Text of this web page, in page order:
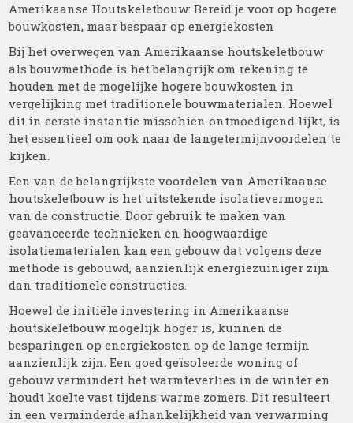
Amerikaanse Houtskeletbouw: Bereid je voor op hogere
bouwkosten, maar bespaar op energiekosten
Bij het overwegen van Amerikaanse houtskeletbouw
als bouwmethode is het belangrijk om rekening te
houden met de mogelijke hogere bouwkosten in
vergelijking met traditionele bouwmaterialen. Hoewel
dit in eerste instantie misschien ontmoedigend lijkt, is
het essentieel om ook naar de langetermijnvoordelen te
kijken.
Een van de belangrijkste voordelen van Amerikaanse
houtskeletbouw is het uitstekende isolatievermogen
van de constructie. Door gebruik te maken van
geavanceerde technieken en hoogwaardige
isolatiematerialen kan een gebouw dat volgens deze
methode is gebouwd, aanzienlijk energiezuiniger zijn
dan traditionele constructies.
Hoewel de initiële investering in Amerikaanse
houtskeletbouw mogelijk hoger is, kunnen de
besparingen op energiekosten op de lange termijn
aanzienlijk zijn. Een goed geïsoleerde woning of
gebouw vermindert het warmteverlies in de winter en
houdt koelte vast tijdens warme zomers. Dit resulteert
in een verminderde afhankelijkheid van verwarming